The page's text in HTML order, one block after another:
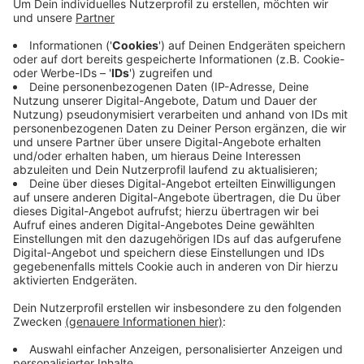
Anzeige
Das kam in letzter Zeit so oft vor, dass die Stadt jetzt
darum bittet, nur noch biologisch abbaubare Produkte
zu werfen. Mit Augenzwinkern schreibt die Stadt: das
Plastik belastet die Umwelt auch dann noch, wenn die
Paare schon Diamanthochzeit feiern.
Anzeige
Anzeige